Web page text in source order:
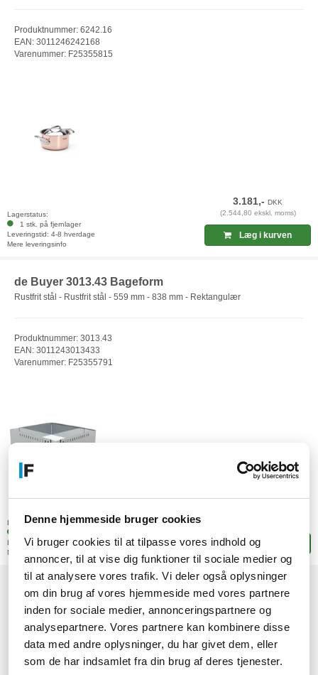
Denne hjemmeside bruger cookies
Vi bruger cookies til at tilpasse vores indhold og
annoncer, til at vise dig funktioner til sociale medier og
til at analysere vores trafik. Vi deler også oplysninger
om din brug af vores hjemmeside med vores partnere
inden for sociale medier, annonceringspartnere og
analysepartnere. Vores partnere kan kombinere disse
data med andre oplysninger, du har givet dem, eller
som de har indsamlet fra din brug af deres tjenester.
Produktnummer: 6242.16
EAN: 3011246242168
Varenummer: F25355815
Lagerstatus:
1 stk. på fjernlager
Leveringstid: 4-8 hverdage
Mere leveringsinfo
3.181,-DKK
(2.544,80 ekskl. moms)
Læg i kurven
de Buyer 3013.43 Bageform
Rustfrit stål - Rustfrit stål - 559 mm - 838 mm - Rektangulær
Produktnummer: 3013.43
EAN: 3011243013433
Varenummer: F25355791
Lagerstatus:
Leveringstid: 4-8 hverdage
Mere leveringsinfo
Læg i kurven
1 2 3 4 5 →